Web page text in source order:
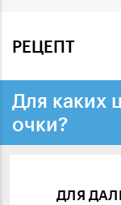
РЕЦЕПТ
Для каких
очки?
ДЛЯ